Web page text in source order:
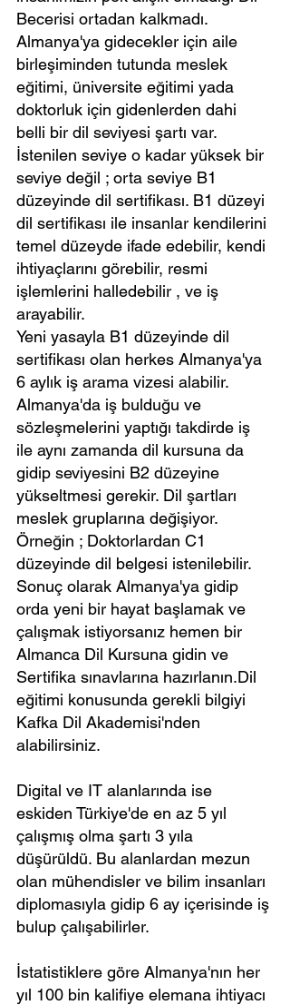
Becerisi ortadan kalkmadı.
Almanya'ya gidecekler için aile
birleşiminden tutunda meslek
eğitimi, üniversite eğitimi yada
doktorluk için gidenlerden dahi
belli bir dil seviyesi şartı var.
İstenilen seviye o kadar yüksek bir
seviye değil ; orta seviye B1
düzeyinde dil sertifikası. B1 düzeyi
dil sertifikası ile insanlar kendilerini
temel düzeyde ifade edebilir, kendi
ihtiyaçlarını görebilir, resmi
işlemlerini halledebilir , ve iş
arayabilir.
Yeni yasayla B1 düzeyinde dil
sertifikası olan herkes Almanya'ya
6 aylık iş arama vizesi alabilir.
Almanya'da iş bulduğu ve
sözleşmelerini yaptığı takdirde iş
ile aynı zamanda dil kursuna da
gidip seviyesini B2 düzeyine
yükseltmesi gerekir. Dil şartları
meslek gruplarına değişiyor.
Örneğin ; Doktorlardan C1
düzeyinde dil belgesi istenilebilir.
Sonuç olarak Almanya'ya gidip
orda yeni bir hayat başlamak ve
çalışmak istiyorsanız hemen bir
Almanca Dil Kursuna gidin ve
Sertifika sınavlarına hazırlanın.Dil
eğitimi konusunda gerekli bilgiyi
Kafka Dil Akademisi'nden
alabilirsiniz.
Digital ve IT alanlarında ise
eskiden Türkiye'de en az 5 yıl
çalışmış olma şartı 3 yıla
düşürüldü. Bu alanlardan mezun
olan mühendisler ve bilim insanları
diplomasıyla gidip 6 ay içerisinde iş
bulup çalışabilirler.
İstatistiklere göre Almanya'nın her
yıl 100 bin kalifiye elemana ihtiyacı